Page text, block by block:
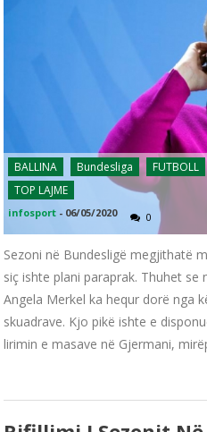
BALLINA Bundesliga FUTBOLL
TOP LAJME
infosport - 06/05/2020 0
Sezoni në Bundesligë megjithatë
siç ishte plani paraprak. Thuhet
Angela Merkel ka hequr dorë nga
skuadrave. Kjo pikë ishte e
lirimin e masave në Gjermani,